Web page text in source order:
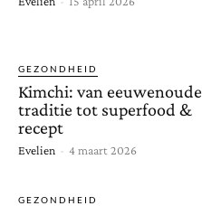
GEZONDHEID
Kimchi: van eeuwenoude
traditie tot superfood &
recept
Evelien - 4 maart 2026
GEZONDHEID